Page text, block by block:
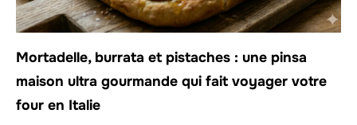
Mortadelle, burrata et pistaches : une pinsa
maison ultra gourmande qui fait voyager votre
four en Italie